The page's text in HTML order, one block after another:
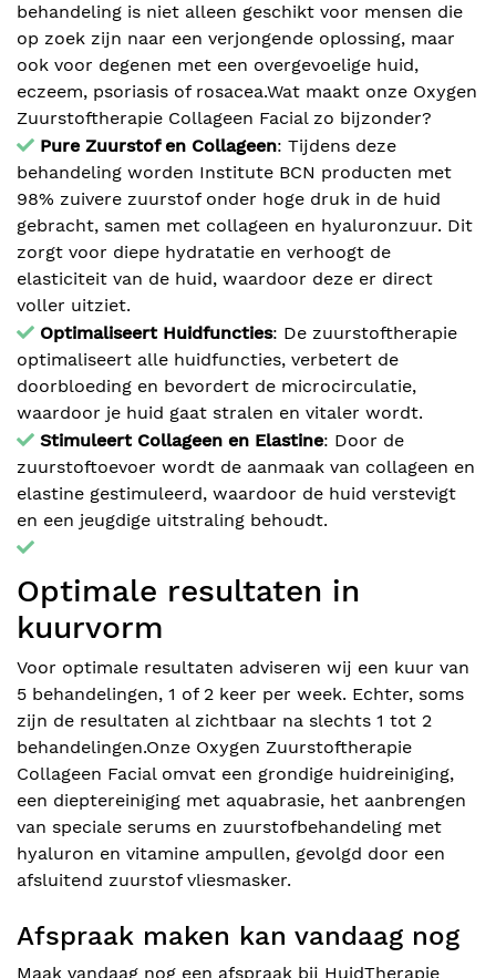
behandeling is niet alleen geschikt voor mensen die
op zoek zijn naar een verjongende oplossing, maar
ook voor degenen met een overgevoelige huid,
eczeem, psoriasis of rosacea.Wat maakt onze Oxygen
Zuurstoftherapie Collageen Facial zo bijzonder?
Pure Zuurstof en Collageen: Tijdens deze
behandeling worden Institute BCN producten met
98% zuivere zuurstof onder hoge druk in de huid
gebracht, samen met collageen en hyaluronzuur. Dit
zorgt voor diepe hydratatie en verhoogt de
elasticiteit van de huid, waardoor deze er direct
voller uitziet.
Optimaliseert Huidfuncties: De zuurstoftherapie
optimaliseert alle huidfuncties, verbetert de
doorbloeding en bevordert de microcirculatie,
waardoor je huid gaat stralen en vitaler wordt.
Stimuleert Collageen en Elastine: Door de
zuurstoftoevoer wordt de aanmaak van collageen en
elastine gestimuleerd, waardoor de huid verstevigt
en een jeugdige uitstraling behoudt.
Optimale resultaten in
kuurvorm
Voor optimale resultaten adviseren wij een kuur van
5 behandelingen, 1 of 2 keer per week. Echter, soms
zijn de resultaten al zichtbaar na slechts 1 tot 2
behandelingen.Onze Oxygen Zuurstoftherapie
Collageen Facial omvat een grondige huidreiniging,
een dieptereiniging met aquabrasie, het aanbrengen
van speciale serums en zuurstofbehandeling met
hyaluron en vitamine ampullen, gevolgd door een
afsluitend zuurstof vliesmasker.
Afspraak maken kan vandaag nog
Maak vandaag nog een afspraak bij HuidTherapie